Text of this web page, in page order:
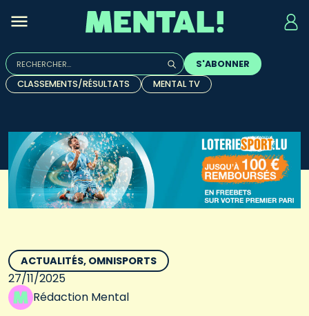
Rechercher :
Quand les résultats de l'auto-complétion sont
S'ABONNER
CLASSEMENTS/RÉSULTATS
MENTAL TV
ACTUALITÉS OMNISPORTS
27/11/2025
Rédaction Mental